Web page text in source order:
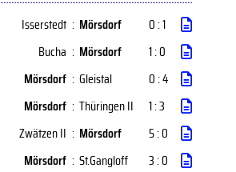
Isserstedt : Mörsdorf
0 : 1
Bucha : Mörsdorf
1 : 0
Mörsdorf : Gleistal
0 : 4
Mörsdorf : Thüringen II
1 : 3
Zwätzen II : Mörsdorf
5 : 0
Mörsdorf : St.Gangloff 3 : 0